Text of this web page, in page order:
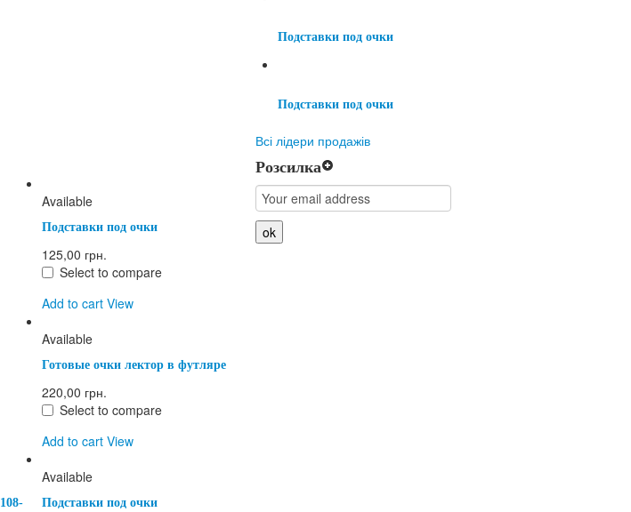
Available
Подставки под очки
125,00 грн.
Select to compare
Add to cart View
Available
Готовые очки лектор в футляре
220,00 грн.
Select to compare
Add to cart View
Available
Подставки под очки
Подставки под очки
Подставки под очки
Всі лідери продажів
Розсилка